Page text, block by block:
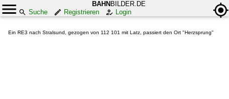
BAHN BILDER.DE
Suche
Registrieren Login
Ein RE3 nach Stralsund, gezogen von 112 101 mit Latz, passiert den Ort "Herzsprung"